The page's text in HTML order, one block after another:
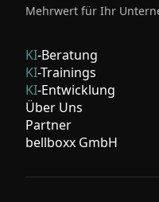
Mehrwert für Ihr
KI-Beratung
KI-Trainings
KI-Entwicklung
Über Uns
Partner
bellboxx GmbH